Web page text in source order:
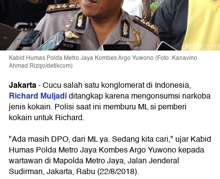
Kabid Humas Polda Metro Jaya Kombes Argo Yuwono (Foto: Kanavino
Ahmad Rizqo/detikcom)
Jakarta-Cucu salah satu konglomerat di Indonesia,
Richard Muljadiditangkap karena mengonsumsi narkoba
jenis kokain. Polisi saat ini memburu ML si pemberi
kokain untuk Richard.
"Ada masih DPO, dari ML ya. Sedang kita cari," ujar Kabid
Humas Polda Metro Jaya Kombes Argo Yuwono kepada
wartawan di Mapolda Metro Jaya, Jalan Jenderal
Sudirman, Jakarta, Rabu (22/8/2018).